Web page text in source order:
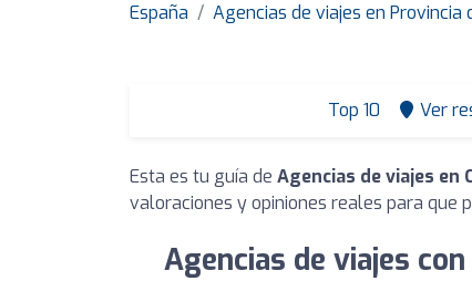
España Agencias de viajes en Provincia
Top 10 Ver
Esta es tu guía de Agencias de viajes en
valoraciones y opiniones reales para que
Agencias de viajes